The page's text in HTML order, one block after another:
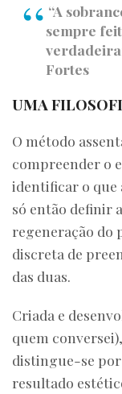
“A
sempre
Fortes
UMA
O método
compreender o
identificar o que
só então definir
regeneração do
discreta de
das duas.
Criada e
quem
distingue-se por
resultado